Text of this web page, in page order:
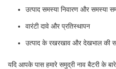
उत्पाद समस्या निवारण और समस्या
वारंटी दावे और प्रतिस्थापन
उत्पाद के रखरखाव और देखभाल की
यदि आपके पास हमारे समुद्री नाव बैटरी के